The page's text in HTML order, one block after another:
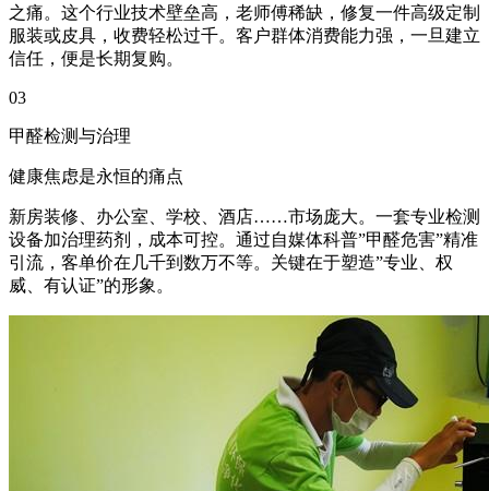
之痛。这个行业技术壁垒高，老师傅稀缺，修复一件高级定制
服装或皮具，收费轻松过千。客户群体消费能力强，一旦建立
信任，便是长期复购。
03
甲醛检测与治理
健康焦虑是永恒的痛点
新房装修、办公室、学校、酒店……市场庞大。一套专业检测
设备加治理药剂，成本可控。通过自媒体科普”甲醛危害”精准
引流，客单价在几千到数万不等。关键在于塑造”专业、权
威、有认证”的形象。